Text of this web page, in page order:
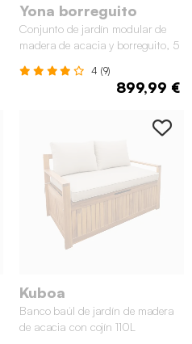
Yona borreguito
Conjunto de jardín modular de
madera de acacia y borreguito, 5
4 (9)
899,99 €
Kuboa
Banco baúl de jardín de madera
de acacia con cojín 110L